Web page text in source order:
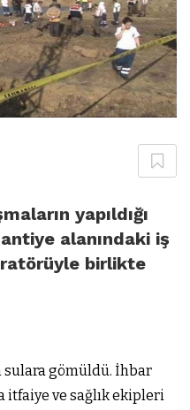
yapıldığı
alanındaki iş
birlikte
sulara gömüldü. İhbar
itfaiye ve sağlık ekipleri